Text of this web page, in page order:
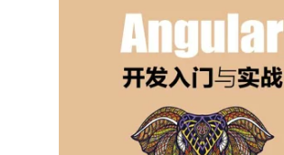
3C家電 運動休閒
男裝 化妝保養